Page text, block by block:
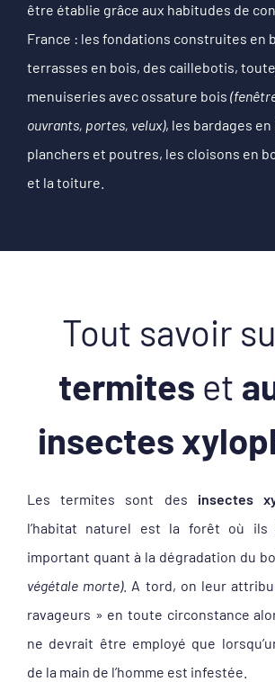
être établie grâce aux habitudes de
France : les fondations construites en
terrasses en bois, des caillebotis, t
menuiseries avec ossature bois
ouvrants, portes, velux), les bardages en
planchers et poutres, les cloisons en
et la toiture.
Tout savoir
termites et
insectes
Les termites sont des insectes
l’habitat naturel est la forêt où
important quant à la dégradation du
végétale morte). A tord, on leur
ravageurs » en toute circonstance
ne devrait être employé que
de la main de l’homme est infestée.